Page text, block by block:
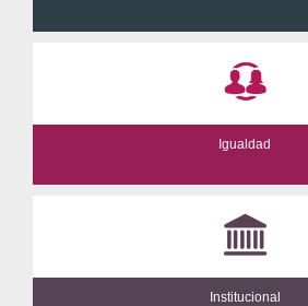
Igualdad
Institucional